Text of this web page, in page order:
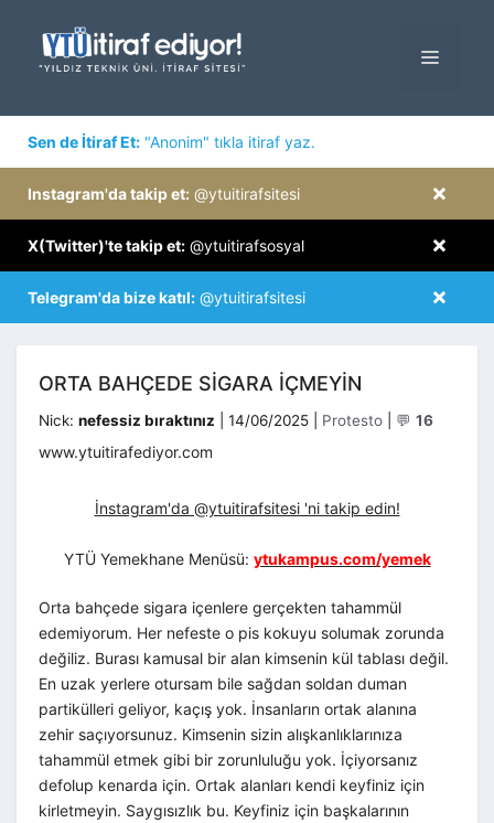
MENÜ
Sen de İtiraf Et: "Anonim" tıkla itiraf yaz.
×
Instagram'da takip et: @ytuitirafsitesi
×
X(Twitter)'te takip et: @ytuitirafsosyal
×
Telegram'da bize katıl: @ytuitirafsitesi
ORTA BAHÇEDE SİGARA İÇMEYİN
Nick: nefessiz bıraktınız 14/06/2025 Kategoriler
Protesto 💬 16
www.ytuitirafediyor.com
İnstagram'da @ytuitirafsitesi 'ni takip edin!
YTÜ Yemekhane Menüsü: ytukampus.com/yemek
Orta bahçede sigara içenlere gerçekten tahammül
edemiyorum. Her nefeste o pis kokuyu solumak zorunda
değiliz. Burası kamusal bir alan kimsenin kül tablası değil.
En uzak yerlere otursam bile sağdan soldan duman
partikülleri geliyor, kaçış yok. İnsanların ortak alanına
zehir saçıyorsunuz. Kimsenin sizin alışkanlıklarınıza
tahammül etmek gibi bir zorunluluğu yok. İçiyorsanız
defolup kenarda için. Ortak alanları kendi keyfiniz için
kirletmeyin. Saygısızlık bu. Keyfiniz için başkalarının